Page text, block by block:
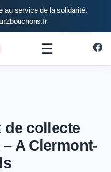
au service de la solidarité.
☰
de collecte
A Clermont-